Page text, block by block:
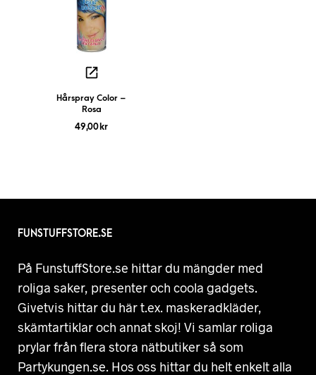
Hårspray Color –
Rosa
49,00 kr
FUNSTUFFSTORE.SE
På FunstuffStore.se hittar du mängder med
roliga saker, presenter och coola gadgets.
Givetvis hittar du här t.ex. maskeradkläder,
skämtartiklar och annat skoj! Vi samlar roliga
prylar från flera stora nätbutiker så som
Partykungen.se. Hos oss hittar du helt enkelt alla